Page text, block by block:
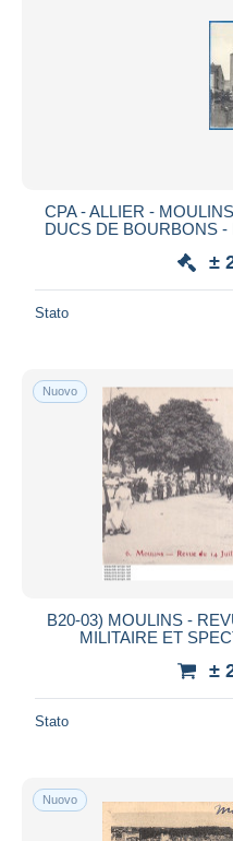
CPA - ALLIER -
DUCS DE BOURBONS -
±
Stato
Nuovo
B20-03) MOULINS -
MILITAIRE ET
±
Stato
Nuovo